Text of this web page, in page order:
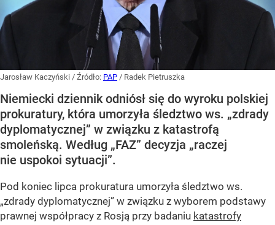
Jarosław Kaczyński / Źródło: PAP / Radek Pietruszka
Niemiecki dziennik odniósł się do wyroku polskiej
prokuratury, która umorzyła śledztwo ws. „zdrady
dyplomatycznej” w związku z katastrofą
smoleńską. Według „FAZ” decyzja „raczej
nie uspokoi sytuacji”.
Pod koniec lipca prokuratura umorzyła śledztwo ws.
„zdrady dyplomatycznej” w związku z wyborem podstawy
prawnej współpracy z Rosją przy badaniu katastrofy